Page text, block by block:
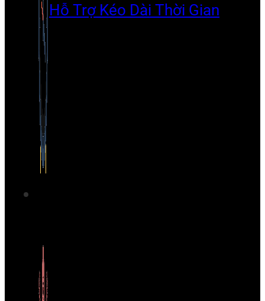
Hỗ Trợ Kéo Dài Thời Gian